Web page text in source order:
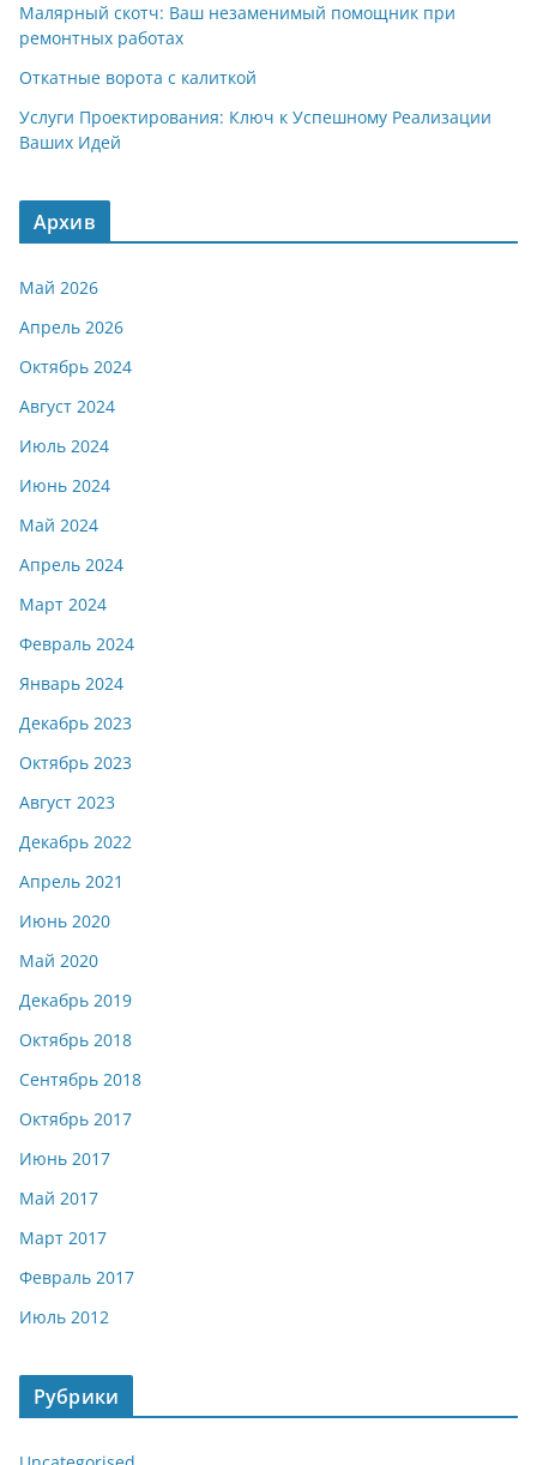
Малярный скотч: Ваш незаменимый помощник при
ремонтных работах
Откатные ворота с калиткой
Услуги Проектирования: Ключ к Успешному Реализации
Ваших Идей
Архив
Май 2026
Апрель 2026
Октябрь 2024
Август 2024
Июль 2024
Июнь 2024
Май 2024
Апрель 2024
Март 2024
Февраль 2024
Январь 2024
Декабрь 2023
Октябрь 2023
Август 2023
Декабрь 2022
Апрель 2021
Июнь 2020
Май 2020
Декабрь 2019
Октябрь 2018
Сентябрь 2018
Октябрь 2017
Июнь 2017
Май 2017
Март 2017
Февраль 2017
Июль 2012
Рубрики